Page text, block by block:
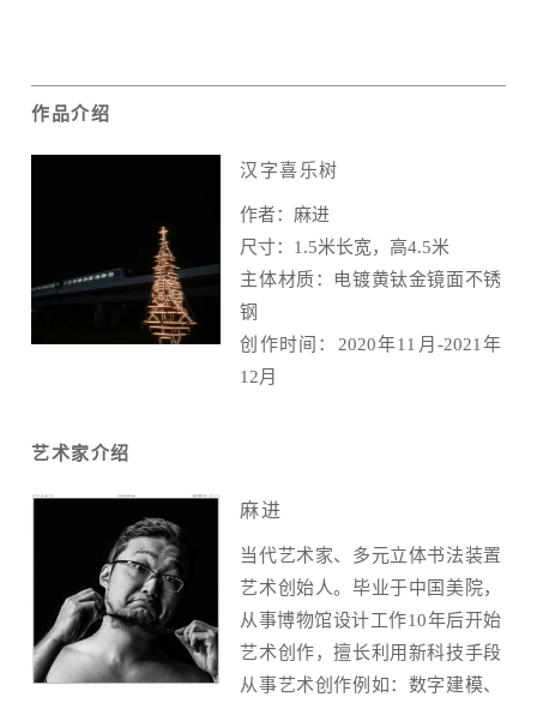
作品介绍
汉字喜乐树
作者：麻进
尺寸：1.5米长宽，高4.5米
主体材质：电镀黄钛金镜面不锈
钢
创作时间：2020年11月-2021年
12月
艺术家介绍
麻进
当代艺术家、多元立体书法装置
艺术创始人。毕业于中国美院，
从事博物馆设计工作10年后开始
艺术创作，擅长利用新科技手段
从事艺术创作例如：数字建模、